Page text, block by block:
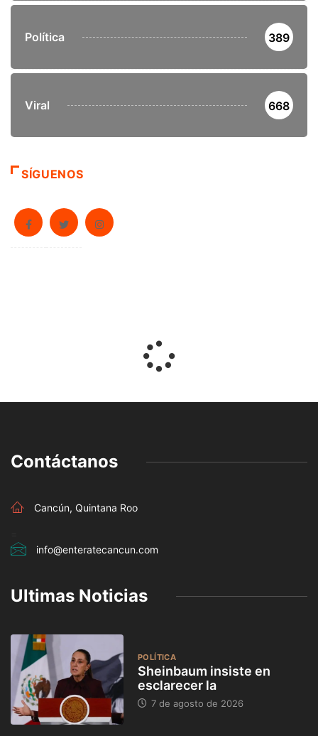
Política 389
Viral 668
SÍGUENOS
Contáctanos
Cancún, Quintana Roo
info@enteratecancun.com
Ultimas Noticias
POLÍTICA
Sheinbaum insiste en
esclarecer la
7 de agosto de 2026